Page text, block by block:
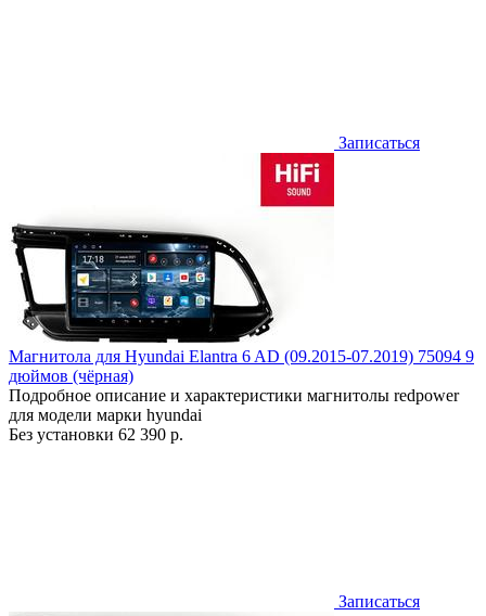
Записаться
Магнитола для Hyundai Elantra 6 AD (09.2015-07.2019) 75094 9
дюймов (чёрная)
Подробное описание и характеристики магнитолы redpower
для модели марки hyundai
Без установки 62 390 р.
Записаться